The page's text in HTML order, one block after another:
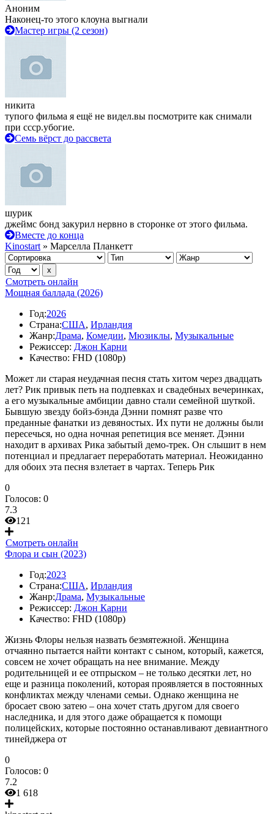
Аноним
Наконец-то этого клоуна выгнали
Мастер игры (2 сезон)
никита
тупого фильма я ещё не видел.вы посмотрите как снимали
при ссср.убогие.
Семь вёрст до рассвета
шурик
джеймс бонд закурил нервно в сторонке от этого фильма.
Вместе до конца
Kinostart » Марселла Планкетт
Смотреть онлайн
Мощная баллада (2026)
Год:2026
Страна:США, Ирландия
Жанр:Драма, Комедии, Мюзиклы, Музыкальные
Режиссер: Джон Карни
Качество: FHD (1080p)
Может ли старая неудачная песня стать хитом через двадцать
лет? Рик привык петь на подпевках и свадебных вечеринках,
а его музыкальные амбиции давно стали семейной шуткой.
Бывшую звезду бойз-бэнда Дэнни помнят разве что
преданные фанатки из девяностых. Их пути не должны были
пересечься, но одна ночная репетиция все меняет. Дэнни
находит в архивах Рика забытый демо-трек. Он слышит в нем
потенциал и предлагает переработать материал. Неожиданно
для обоих эта песня взлетает в чартах. Теперь Рик
0
Голосов: 0
7.3
121
Смотреть онлайн
Флора и сын (2023)
Год:2023
Страна:США, Ирландия
Жанр:Драма, Музыкальные
Режиссер: Джон Карни
Качество: FHD (1080p)
Жизнь Флоры нельзя назвать безмятежной. Женщина
отчаянно пытается найти контакт с сыном, который, кажется,
совсем не хочет обращать на нее внимание. Между
родительницей и ее отпрыском – не только десятки лет, но
еще и разница поколений, которая проявляется в постоянных
конфликтах между членами семьи. Однако женщина не
бросает свою затею – она хочет стать другом для своего
наследника, и для этого даже обращается к помощи
полицейских, которые постоянно останавливают девиантного
тинейджера от
0
Голосов: 0
7.2
1 618